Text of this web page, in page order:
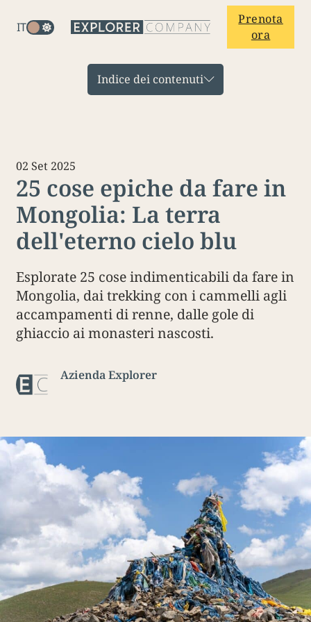
IT
Prenota
ora
Indice dei contenuti
25 cose epiche da fare in
Mongolia: La terra
dell'eterno cielo blu
02 Set 2025
Esplorate 25 cose indimenticabili da fare in
Mongolia, dai trekking con i cammelli agli
accampamenti di renne, dalle gole di
ghiaccio ai monasteri nascosti.
Azienda Explorer